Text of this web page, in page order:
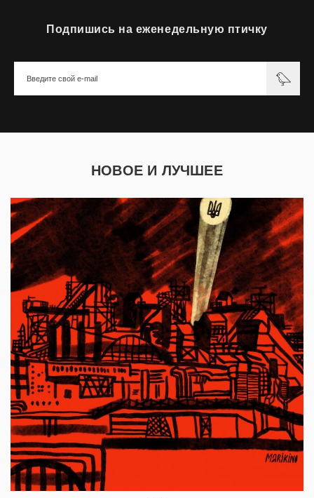
Подпишись на еженедельную птичку
НОВОЕ И ЛУЧШЕЕ